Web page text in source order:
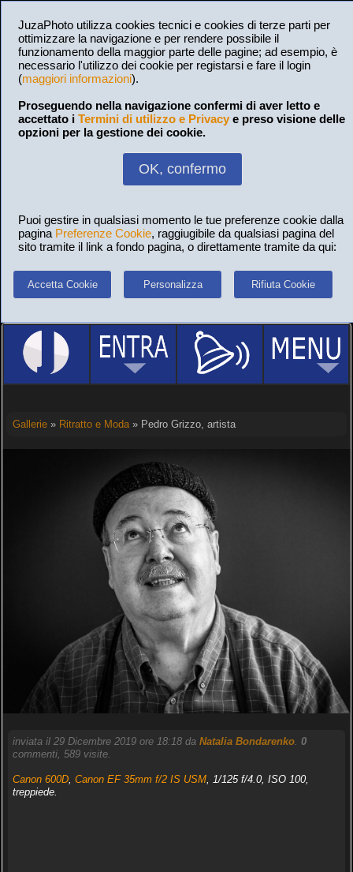
JuzaPhoto utilizza cookies tecnici e cookies di terze parti per
ottimizzare la navigazione e per rendere possibile il
funzionamento della maggior parte delle pagine; ad esempio, è
necessario l'utilizzo dei cookie per registarsi e fare il login
(maggiori informazioni).
Proseguendo nella navigazione confermi di aver letto e
accettato i Termini di utilizzo e Privacy e preso visione delle
opzioni per la gestione dei cookie.
OK, confermo
Puoi gestire in qualsiasi momento le tue preferenze cookie dalla
pagina Preferenze Cookie, raggiugibile da qualsiasi pagina del
sito tramite il link a fondo pagina, o direttamente tramite da qui:
Accetta Cookie Personalizza Rifiuta Cookie
Gallerie» Ritratto e Moda» Pedro Grizzo, artista
inviata il 29 Dicembre 2019 ore 18:18 da Natalia Bondarenko. 0
commenti, 589 visite.
Canon 600D, Canon EF 35mm f/2 IS USM, 1/125 f/4.0, ISO 100,
treppiede.